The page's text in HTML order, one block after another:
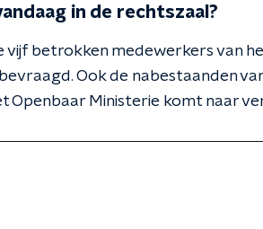
in de rechtszaal?
vijf betrokken medewerkers van
Ook de nabestaanden
Openbaar Ministerie komt naar